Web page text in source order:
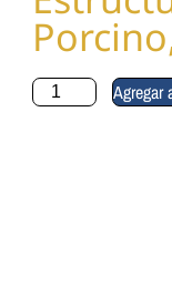
Agregar